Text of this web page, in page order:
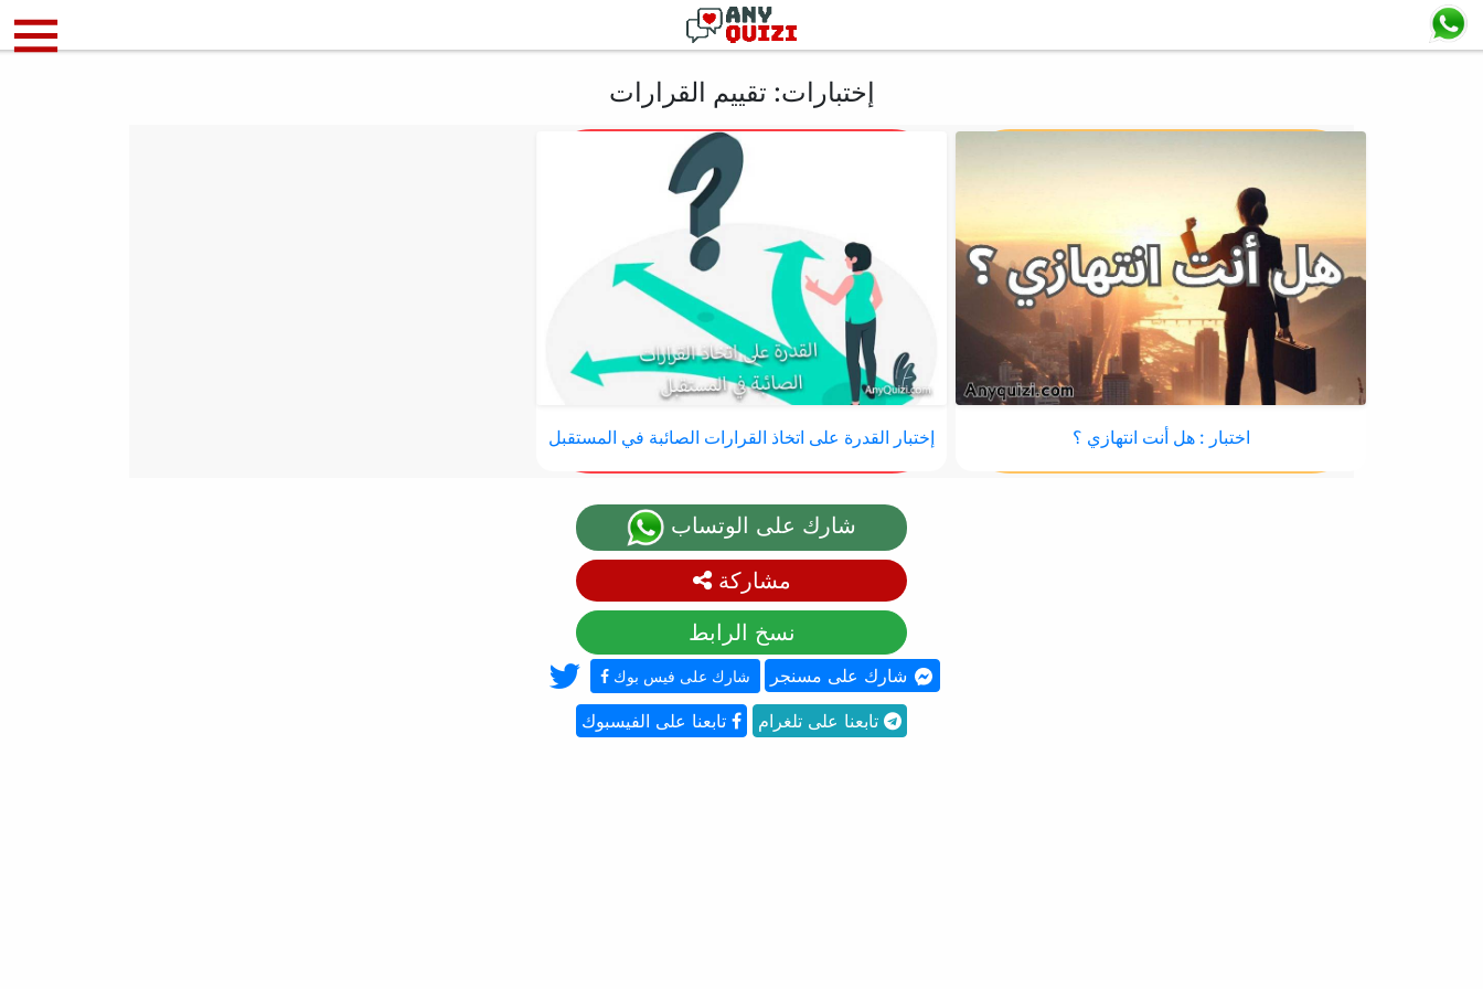
إختبارات: تقييم القرارات
اختبار : هل أنت انتهازي ؟ إختبار القدرة على اتخاذ القرارات الصائبة في المستقبل
شارك على الوتساب
مشاركة
نسخ الرابط
شارك على فيس بوك شارك على مسنجر
تابعنا على الفيسبوك تابعنا على تلغرام